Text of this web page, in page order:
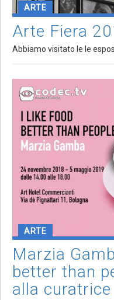
ARTE
Arte Fiera
Abbiamo visitato le le
ARTE
Marzia
better than
alla